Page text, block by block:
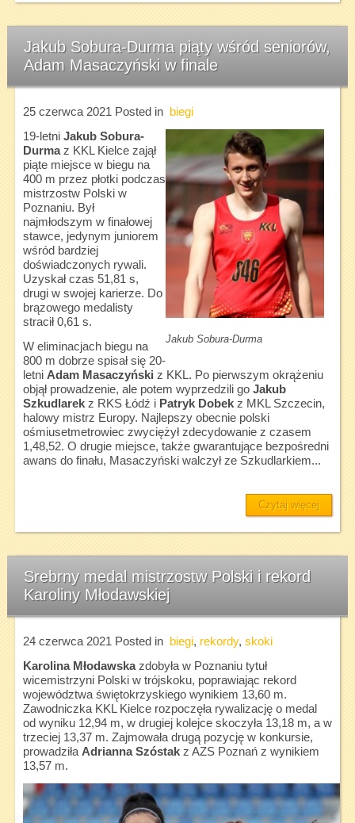
Jakub Sobura-Durma piąty wśród seniorów,
Adam Masaczyński w finale
25 czerwca 2021 Posted in biegi
Jakub Sobura-Durma
19-letni Jakub Sobura-
Durmaz KKL Kielce zajął
piąte miejsce w biegu na
400 m przez płotki podczas
mistrzostw Polski w
Poznaniu. Był
najmłodszym w finałowej
stawce, jedynym juniorem
wśród bardziej
doświadczonych rywali.
Uzyskał czas 51,81 s,
drugi w swojej karierze. Do
brązowego medalisty
stracił 0,61 s.
W eliminacjach biegu na
800 m dobrze spisał się 20-
letni Adam Masaczyński z KKL. Po pierwszym okrążeniu
objął prowadzenie, ale potem wyprzedzili go Jakub
Szkudlarekz RKS Łódź i Patryk Dobekz MKL Szczecin,
halowy mistrz Europy. Najlepszy obecnie polski
ośmiusetmetrowiec zwyciężył zdecydowanie z czasem
1,48,52. O drugie miejsce, także gwarantujące bezpośredni
awans do finału, Masaczyński walczył ze Szkudlarkiem...
Czytaj więcej
Srebrny medal mistrzostw Polski i rekord
Karoliny Młodawskiej
24 czerwca 2021 Posted in biegi, rekordy, skoki
Karolina Młodawskazdobyła w Poznaniu tytuł
wicemistrzyni Polski w trójskoku, poprawiając rekord
województwa świętokrzyskiego wynikiem 13,60 m.
Zawodniczka KKL Kielce rozpoczęła rywalizację o medal
od wyniku 12,94 m, w drugiej kolejce skoczyła 13,18 m, a w
trzeciej 13,37 m. Zajmowała drugą pozycję w konkursie,
prowadziła Adrianna Szóstakz AZS Poznań z wynikiem
13,57 m.